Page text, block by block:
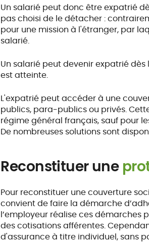
Un salarié peut donc être expatrié
pas choisi de le détacher :
pour une mission à l'étranger, par
salarié.
Un salarié peut devenir expatrié
est atteinte.
L'expatrié peut accéder à une
publics, para-publics ou privés.
régime général français, sauf pour
De nombreuses solutions sont
Reconstituer une
Pour reconstituer une couverture
convient de faire la démarche
l’employeur réalise ces
des cotisations afférentes.
d'assurance à titre individuel, sans